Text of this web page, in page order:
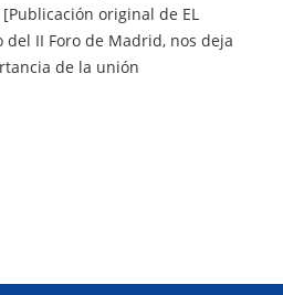
[Publicación original de EL
del II Foro de Madrid, nos deja
de la unión